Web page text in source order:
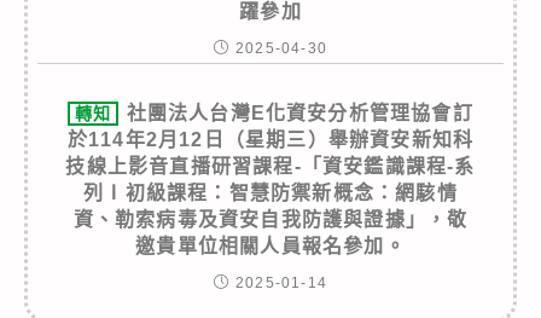
躍參加
2025-04-30
轉知
社團法人台灣E化資安分析管理協會訂
於114年2月12日（星期三）舉辦資安新知科
技線上影音直播研習課程-「資安鑑識課程-系
列Ⅰ初級課程：智慧防禦新概念：網駭情
資、勒索病毒及資安自我防護與證據」，敬
邀貴單位相關人員報名參加。
2025-01-14